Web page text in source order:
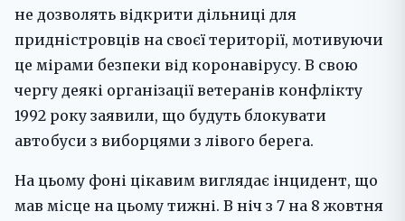
не дозволять відкрити дільниці для
придністровців на своєї території, мотивуючи
це мірами безпеки від коронавірусу. В свою
чергу деякі організації ветеранів конфлікту
1992 року заявили, що будуть блокувати
автобуси з виборцями з лівого берега.
На цьому фоні цікавим виглядає інцидент, що
мав місце на цьому тижні. В ніч з 7 на 8 жовтня